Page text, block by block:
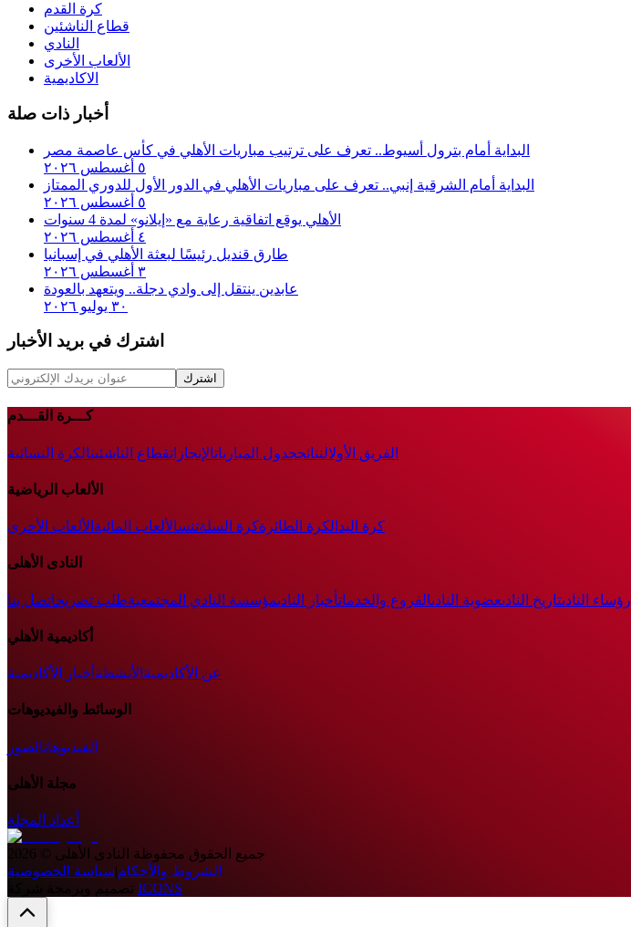
كرة القدم
قطاع الناشئين
النادي
الألعاب الأخرى
الاكاديمية
أخبار ذات صلة
البداية أمام بترول أسيوط.. تعرف على ترتيب مباريات الأهلي في كأس عاصمة مصر
٥ أغسطس ٢٠٢٦
البداية أمام الشرقية إنبي.. تعرف على مباريات الأهلي في الدور الأول للدوري الممتاز
٥ أغسطس ٢٠٢٦
الأهلي يوقع اتفاقية رعاية مع «إيلانو» لمدة 4 سنوات
٤ أغسطس ٢٠٢٦
طارق قنديل رئيسًا لبعثة الأهلي في إسبانيا
٣ أغسطس ٢٠٢٦
عابدين ينتقل إلى وادي دجلة.. ويتعهد بالعودة
٣٠ يوليو ٢٠٢٦
اشترك في بريد الأخبار
اشترك
كـــرة القـــدم
الفريق الأولالنتائججدول المبارياتالإنجازاتقطاع الناشئينالكرة النسائية
الألعاب الرياضية
كرة اليد الكرة الطائرةكرة السلةتنسالألعاب المائية الألعاب الأخرى
النادى الأهلى
رؤساء النادىتاريخ النادىعضوية النادىالفروع والخدماتأخبار الناديمؤسسة النادي المجتمعيةطلب تصريحاتصل بنا
أكاديمية الأهلي
عن الأكاديمية الأنشطة أخبار الأكاديمية
الوسائط والفيديوهات
الفيديوهاتالصور
مجلة الأهلى
أعداد المجلة
جميع الحقوق محفوظة النادى الأهلى ©
2026
الشروط والأحكام|سياسة الخصوصية
تصميم وبرمجة شركة ICONS